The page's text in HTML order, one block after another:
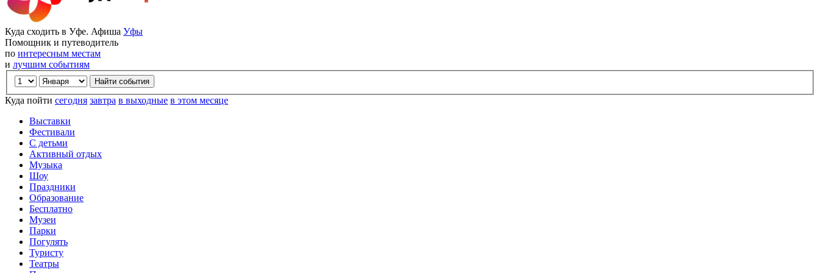
Куда сходить в Уфе. Афиша Уфы
Помощник и путеводитель
по интересным местам
и лучшим событиям
Куда пойти сегодня завтра в выходные в этом месяце
Выставки
Фестивали
С детьми
Активный отдых
Музыка
Шоу
Праздники
Образование
Бесплатно
Музеи
Парки
Погулять
Туристу
Театры